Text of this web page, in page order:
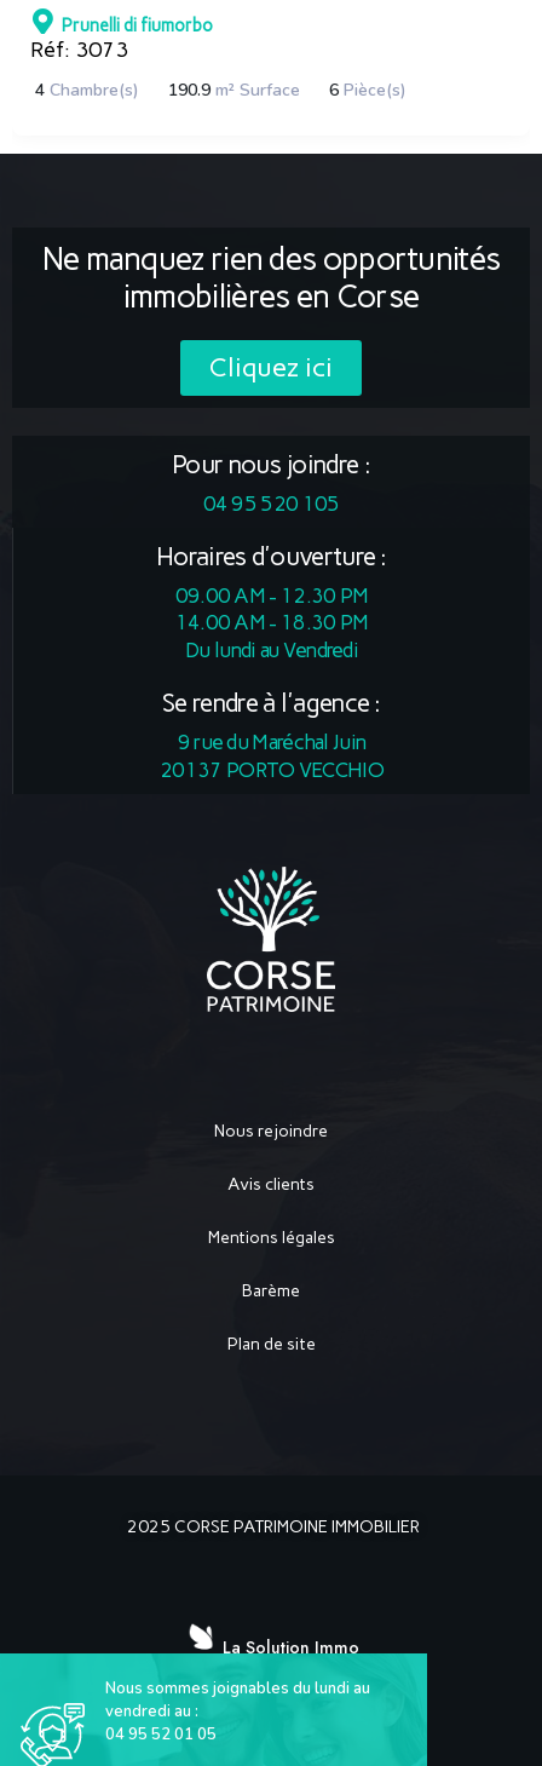
Prunelli di fiumorbo
Réf: 3073
4 Chambre(s) 190.9 m² Surface 6 Pièce(s)
Ne manquez rien des opportunités
immobilières en Corse
Cliquez ici
Pour nous joindre :
04 95 520 105
Horaires d'ouverture :
09.00 AM - 12.30 PM
14.00 AM - 18.30 PM
Du lundi au Vendredi
Se rendre à l'agence :
9 rue du Maréchal Juin
20137 PORTO VECCHIO
Nous rejoindre
Avis clients
Mentions légales
Barème
Plan de site
2025 CORSE PATRIMOINE IMMOBILIER
La Solution Immo
Nous sommes joignables du lundi au
vendredi au :
04 95 52 01 05